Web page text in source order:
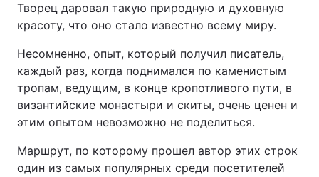
Творец даровал такую природную и духовную
красоту, что оно стало известно всему миру.
Несомненно, опыт, который получил писатель,
каждый раз, когда поднимался по каменистым
тропам, ведущим, в конце кропотливого пути, в
византийские монастыри и скиты, очень ценен и
этим опытом невозможно не поделиться.
Маршрут, по которому прошел автор этих строк
один из самых популярных среди посетителей